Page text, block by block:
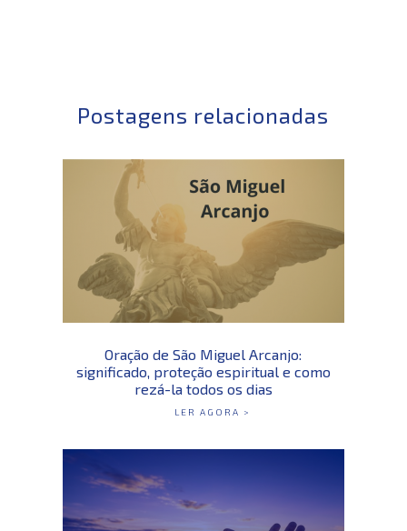
Postagens relacionadas
Oração de São Miguel Arcanjo:
significado, proteção espiritual e como
rezá-la todos os dias
LER AGORA >